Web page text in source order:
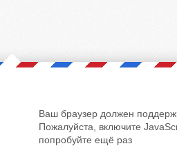
Ваш браузер должен
Пожалуйста, включите
попробуйте ещё раз